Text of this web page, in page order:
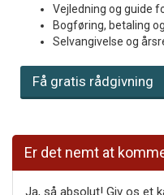
Vejledning og guide
Bogføring, betaling
Selvangivelse og
Få gratis rådgivning
Er det nemt at
Ja, så absolut! Giv os et